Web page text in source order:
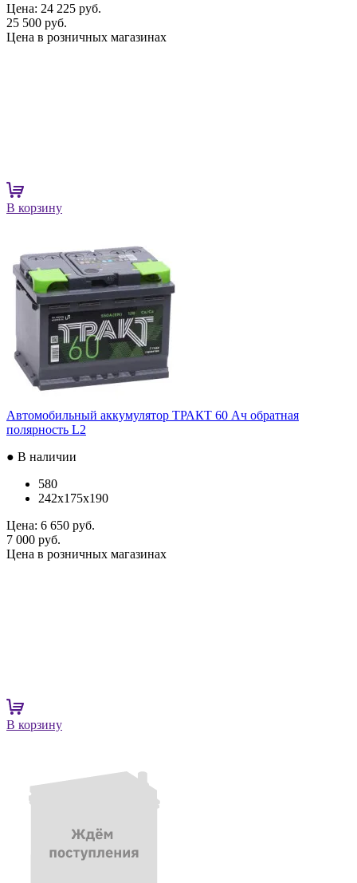
Цена: 24 225 руб.
25 500 руб.
Цена в розничных магазинах
В корзину
Автомобильный аккумулятор ТРАКТ 60 Ач обратная
полярность L2
● В наличии
580
242x175x190
Цена: 6 650 руб.
7 000 руб.
Цена в розничных магазинах
В корзину